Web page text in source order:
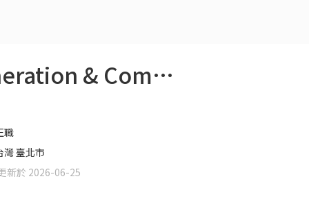
Senior B2B Marketing Specialist（Demand Generation & Communications）
職
灣 臺北市
新於 2026-06-25